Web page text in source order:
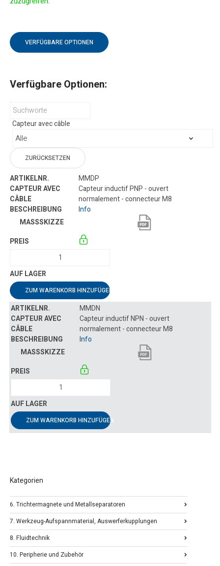
VERFÜGBARE OPTIONEN
Verfügbare Optionen:
Capteur avec câble
ZURÜCKSETZEN
MMDP
Capteur inductif PNP - ouvert
normalement - connecteur M8
Info
ZUM WARENKORB HINZUFÜGEN
MMDN
Capteur inductif NPN - ouvert
normalement - connecteur M8
Info
ZUM WARENKORB HINZUFÜGEN
Kategorien
6. Trichtermagnete und Metallseparatoren
7. Werkzeug-Aufspannmaterial, Auswerferkupplungen
8. Fluidtechnik
10. Peripherie und Zubehör